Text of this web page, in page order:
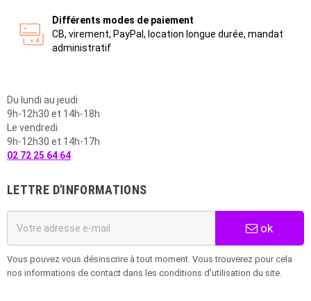
Différents modes de paiement
CB, virement, PayPal, location longue durée, mandat
administratif
Du lundi au jeudi
9h-12h30 et 14h-18h
Le vendredi
9h-12h30 et 14h-17h
02 72 25 64 64
LETTRE D'INFORMATIONS
ok
Vous pouvez vous désinscrire à tout moment. Vous trouverez pour cela
nos informations de contact dans les conditions d'utilisation du site.